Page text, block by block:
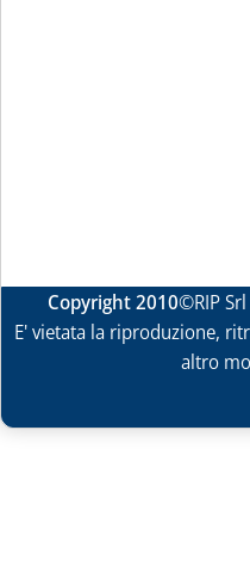
Copyright 2010©RIP
E' vietata la riproduzione,
altro